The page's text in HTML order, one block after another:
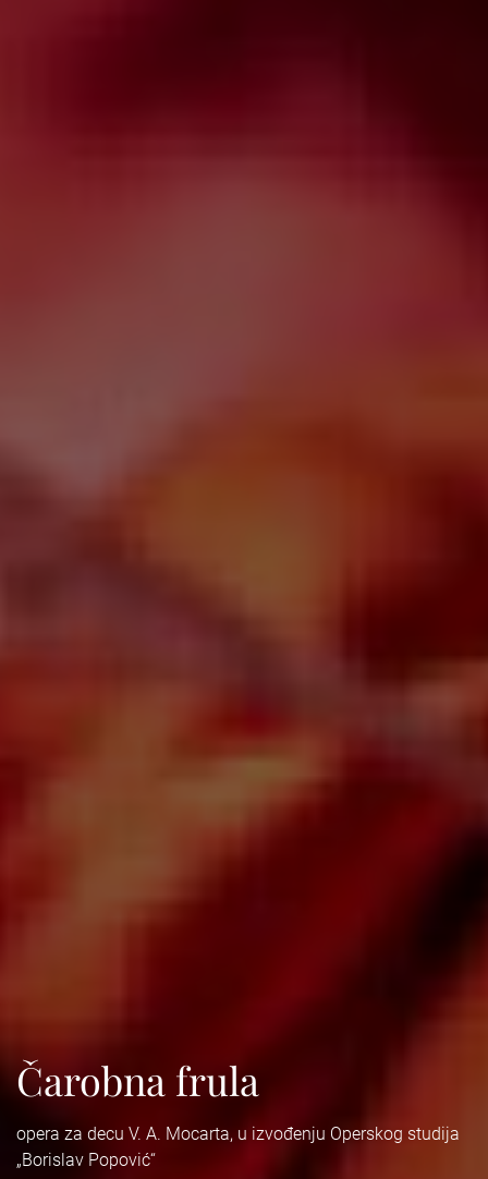
Čarobna frula
opera za decu V. A. Mocarta, u izvođenju Operskog studija
„Borislav Popović“